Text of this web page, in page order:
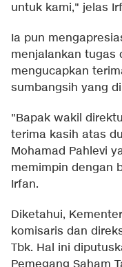
untuk kami," jelas
Ia pun
menjalankan tugas
mengucapkan
sumbangsih yang
"Bapak wakil
terima kasih atas
Mohamad Pahlevi
memimpin dengan
Irfan.
Diketahui,
komisaris dan
Tbk. Hal ini